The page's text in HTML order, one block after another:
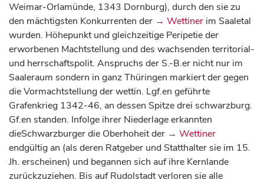
Weimar-Orlamünde, 1343 Dornburg), durch den sie zu
den mächtigsten Konkurrenten der → Wettiner im Saaletal
wurden. Höhepunkt und gleichzeitige Peripetie der
erworbenen Machtstellung und des wachsenden territorial-
und herrschaftspolit. Anspruchs der S.-B.er nicht nur im
Saaleraum sondern in ganz Thüringen markiert der gegen
die Vormachtstellung der wettin. Lgf.en geführte
Grafenkrieg 1342-46, an dessen Spitze drei schwarzburg.
Gf.en standen. Infolge ihrer Niederlage erkannten
dieSchwarzburger die Oberhoheit der → Wettiner
endgültig an (als deren Ratgeber und Statthalter sie im 15.
Jh. erscheinen) und begannen sich auf ihre Kernlande
zurückzuziehen. Bis auf Rudolstadt verloren sie alle